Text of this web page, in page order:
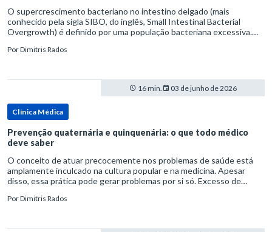
O supercrescimento bacteriano no intestino delgado (mais
conhecido pela sigla SIBO, do inglês, Small Intestinal Bacterial
Overgrowth) é definido por uma população bacteriana excessiva.
PorDimitris Rados
16 min. 03 de junho de 2026
Clínica Médica
Prevenção quaternária e quinquenária: o que todo médico
deve saber
O conceito de atuar precocemente nos problemas de saúde está
amplamente inculcado na cultura popular e na medicina. Apesar
disso, essa prática pode gerar problemas por si só. Excesso de
PorDimitris Rados